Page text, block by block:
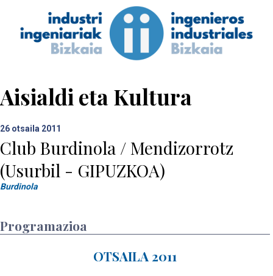
Aisialdi eta Kultura
26 otsaila 2011
Club Burdinola / Mendizorrotz
(Usurbil - GIPUZKOA)
Burdinola
Programazioa
OTSAILA 2011
Leihatila